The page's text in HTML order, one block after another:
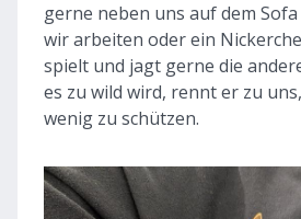
gerne neben uns auf dem
wir arbeiten oder ein
spielt und jagt gerne die
es zu wild wird, rennt er zu
wenig zu schützen.